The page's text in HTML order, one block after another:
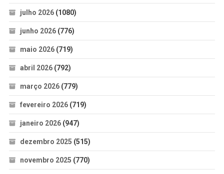
julho 2026(1080)
junho 2026(776)
maio 2026(719)
abril 2026(792)
março 2026(779)
fevereiro 2026(719)
janeiro 2026(947)
dezembro 2025 (515)
novembro 2025 (770)